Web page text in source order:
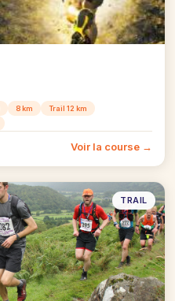
8 km
Trail 12 km
Voir la course →
TRAIL